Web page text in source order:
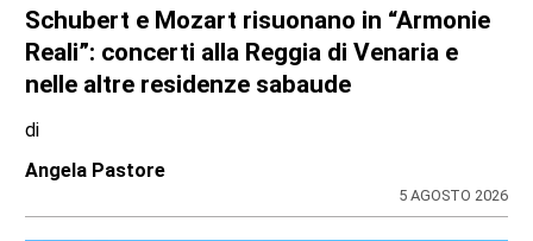
Schubert e Mozart risuonano in “Armonie
Reali”: concerti alla Reggia di Venaria e
nelle altre residenze sabaude
di
Angela Pastore
5 AGOSTO 2026